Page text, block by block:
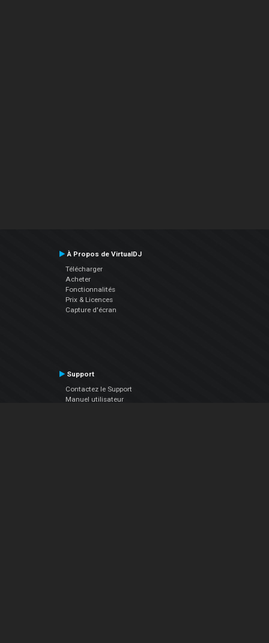
À Propos de VirtualDJ
Télécharger
Acheter
Fonctionnalités
Prix & Licences
Capture d'écran
Support
Contactez le Support
Manuel utilisateur